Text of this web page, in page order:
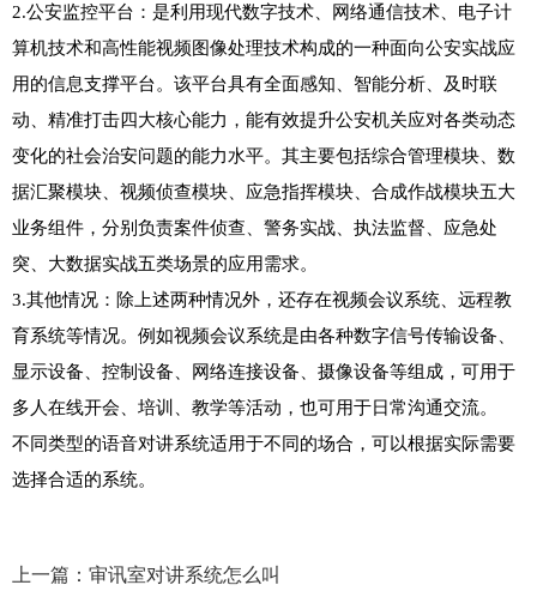
2.公安监控平台：是利用现代数字技术、网络通信技术、电子计
算机技术和高性能视频图像处理技术构成的一种面向公安实战应
用的信息支撑平台。该平台具有全面感知、智能分析、及时联
动、精准打击四大核心能力，能有效提升公安机关应对各类动态
变化的社会治安问题的能力水平。其主要包括综合管理模块、数
据汇聚模块、视频侦查模块、应急指挥模块、合成作战模块五大
业务组件，分别负责案件侦查、警务实战、执法监督、应急处
突、大数据实战五类场景的应用需求。
3.其他情况：除上述两种情况外，还存在视频会议系统、远程教
育系统等情况。例如视频会议系统是由各种数字信号传输设备、
显示设备、控制设备、网络连接设备、摄像设备等组成，可用于
多人在线开会、培训、教学等活动，也可用于日常沟通交流。
不同类型的语音对讲系统适用于不同的场合，可以根据实际需要
选择合适的系统。
上一篇： 审讯室对讲系统怎么叫